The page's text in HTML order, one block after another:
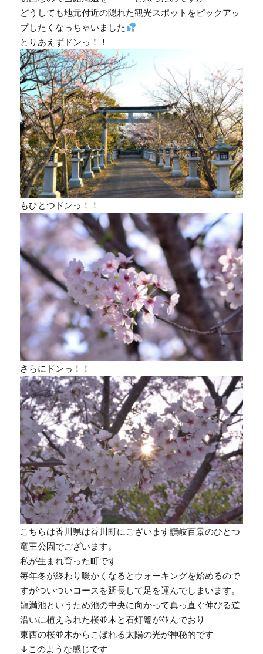
どうしても地元付近の隠れた観光スポットをピックアッ
プしたくなっちゃいました
とりあえずドンっ！！
もひとつドンっ！！
さらにドンっ！！
こちらは香川県は香川町にございます讃岐百景のひとつ
竜王公園でございます。
私が生まれ育った町です
毎年冬が終わり暖かくなるとウォーキングを始めるので
すがついついコースを延長して足を運んでしまいます。
龍満池というため池の中央に向かって真っ直ぐ伸びる道
沿いに植えられた桜並木と石灯篭が並んでおり
東西の桜並木からこぼれる太陽の光が神秘的です
↓このような感じです